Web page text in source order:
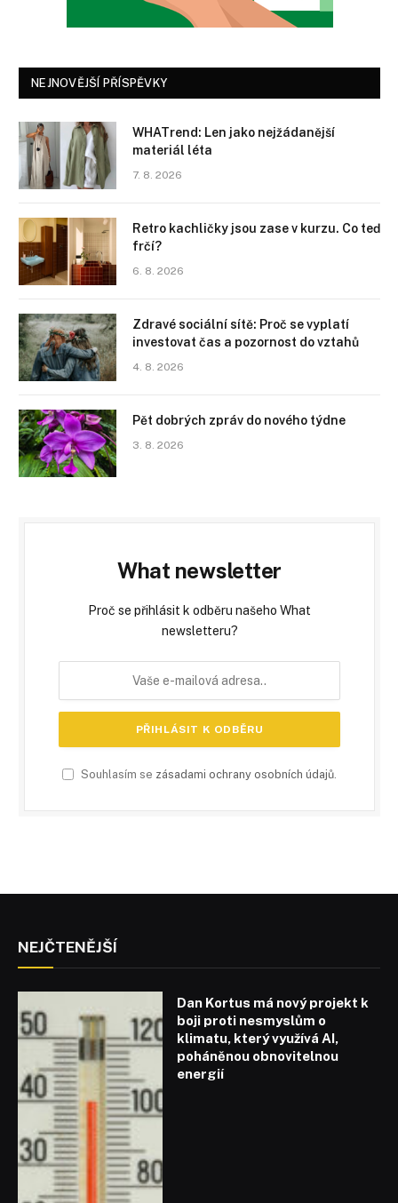
NEJNOVĚJŠÍ PŘÍSPĚVKY
WHATrend: Len jako nejžádanější
materiál léta
7. 8. 2026
Retro kachličky jsou zase v kurzu. Co teď
frčí?
6. 8. 2026
Zdravé sociální sítě: Proč se vyplatí
investovat čas a pozornost do vztahů
4. 8. 2026
Pět dobrých zpráv do nového týdne
3. 8. 2026
What newsletter
Proč se přihlásit k odběru našeho What
newsletteru?
Souhlasím se zásadami ochrany osobních údajů.
NEJČTENĚJŠÍ
Dan Kortus má nový projekt k
boji proti nesmyslům o
klimatu, který využívá AI,
poháněnou obnovitelnou
energií